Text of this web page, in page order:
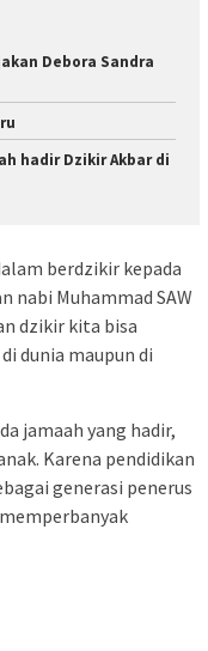
Debora Sandra
hadir Dzikir Akbar di
berdzikir kepada
nabi Muhammad SAW
dzikir kita bisa
dunia maupun di
jamaah yang hadir,
Karena pendidikan
generasi penerus